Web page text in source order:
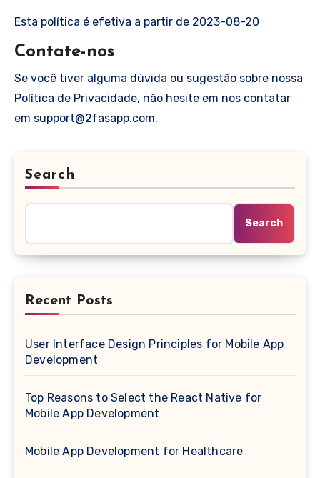
Esta política é efetiva a partir de 2023-08-20
Contate-nos
Se você tiver alguma dúvida ou sugestão sobre nossa
Política de Privacidade, não hesite em nos contatar
em support@2fasapp.com.
Search
Search
Recent Posts
User Interface Design Principles for Mobile App
Development
Top Reasons to Select the React Native for
Mobile App Development
Mobile App Development for Healthcare